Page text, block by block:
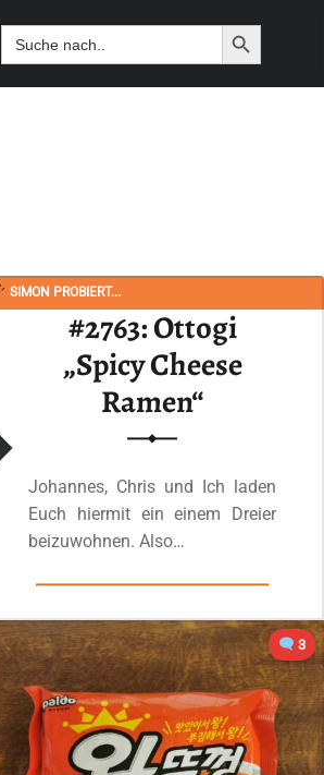
Search
for:
Search
SIMON PROBIERT...
#2763: Ottogi
„Spicy Cheese
Ramen“
Johannes, Chris und Ich laden
Euch hiermit ein einem Dreier
beizuwohnen. Also…
3